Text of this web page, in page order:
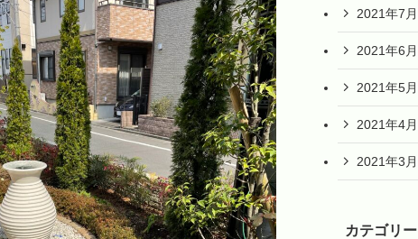
2021年7月
2021年6月
2021年5月
2021年4月
2021年3月
カテゴリー